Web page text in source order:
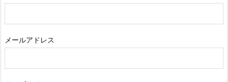
メールアドレス